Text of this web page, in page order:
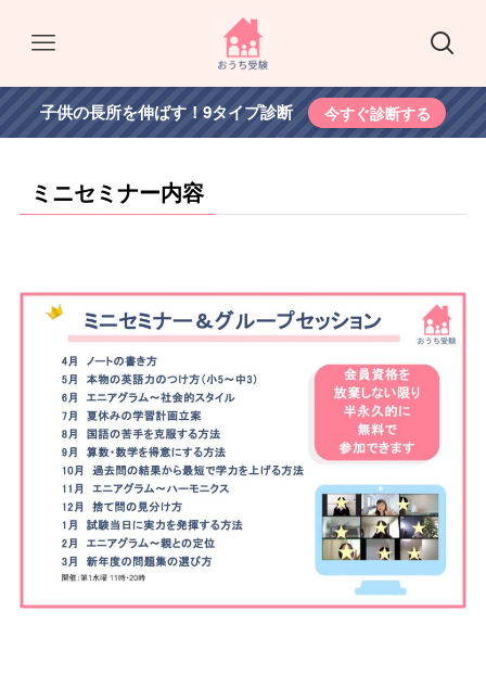
子供の長所を伸ばす！9タイプ診断 今すぐ診断する
ミニセミナー内容